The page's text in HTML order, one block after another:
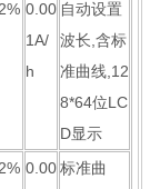
0.00
1A/
h
自动设置
波长,含标
准曲线,12
8*64位LC
D显示
0.00 标准曲